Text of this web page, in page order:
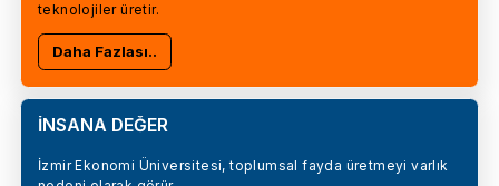
teknolojiler üretir.
Daha Fazlası..
İNSANA DEĞER
İzmir Ekonomi Üniversitesi, toplumsal fayda üretmeyi varlık